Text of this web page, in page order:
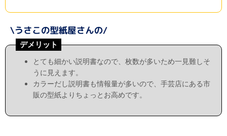
デメリット
とても細かい説明書なので、枚数が多いため一見難しそ
うに見えます。
カラーだし説明書も情報量が多いので、手芸店にある市
販の型紙よりちょっとお高めです。